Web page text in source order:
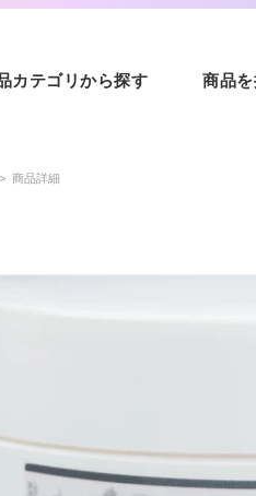
カテゴリから探す 商品
商品詳細